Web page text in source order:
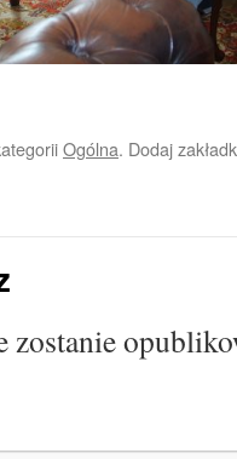
Ogólna. Dodaj
zostanie